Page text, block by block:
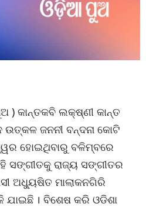
) କାନ୍ତକବି ଲକ୍ଷ୍ଣୀ କାନ୍ତ
ଜନନୀ ବନ୍ଦନା କୋଟି
ହୋଇଥିବାରୁ ବଳିମ୍ବରେ
ସଙ୍ଗୀତକୁ ରାଜ୍ୟ ସଙ୍ଗୀତର
ଅଧ୍ୟୁଷିତ ମାଲାକନଗିରି
। ବିଶେଷ କରି ଓଡିଶା